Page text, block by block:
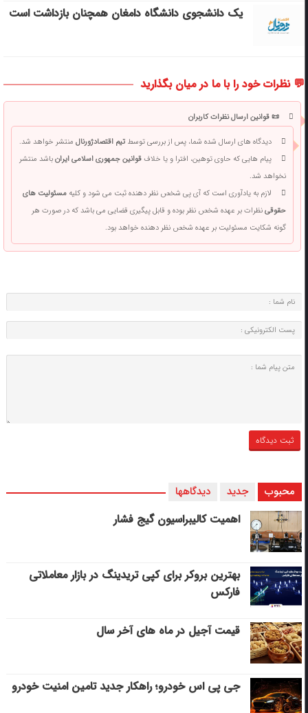
یک دانشجوی دانشگاه دامغان همچنان بازداشت است
💬 نظرات خود را با ما در میان بگذارید
📜 قوانین ارسال نظرات کاربران
دیدگاه های ارسال شده شما، پس از بررسی توسطتیم اقتصادژورنالمنتشر خواهد شد.
پیام هایی که حاوی توهین، افترا و یا خلافقوانین جمهوری اسلامی ایرانباشد منتشر
نخواهد شد.
لازم به یادآوری است که آی پی شخص نظر دهنده ثبت می شود و کلیهمسئولیت های
حقوقینظرات بر عهده شخص نظر بوده و قابل پیگیری قضایی می باشد که در صورت هر
گونه شکایت مسئولیت بر عهده شخص نظر دهنده خواهد بود.
محبوب جدید دیدگاهها
اهمیت کالیبراسیون گیج فشار
بهترین بروکر برای کپی‌ تریدینگ در بازار معاملاتی
فارکس
قیمت آجیل در ماه های آخر سال
جی پی اس خودرو؛ راهکار جدید تامین امنیت خودرو